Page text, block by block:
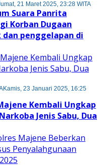
21 Maret 2025, 23:28 WITA
Suara Panrita
Korban Dugaan
dan penggelapan di
Kamis, 23 Januari 2025, 16:25
Kembali Ungkap
Jenis Sabu, Dua